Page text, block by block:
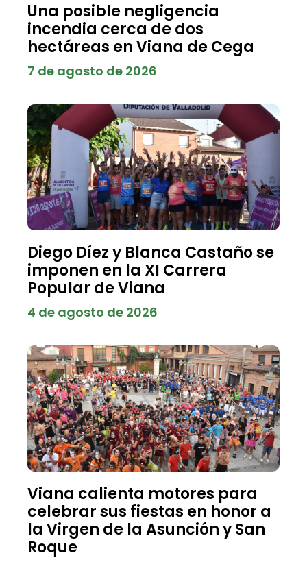
Una posible negligencia
incendia cerca de dos
hectáreas en Viana de Cega
7 de agosto de 2026
Diego Díez y Blanca Castaño se
imponen en la XI Carrera
Popular de Viana
4 de agosto de 2026
Viana calienta motores para
celebrar sus fiestas en honor a
la Virgen de la Asunción y San
Roque